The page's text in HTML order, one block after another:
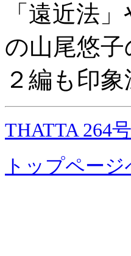
「遠近法
の山尾悠
２編も印
THATTA 264
トップページ